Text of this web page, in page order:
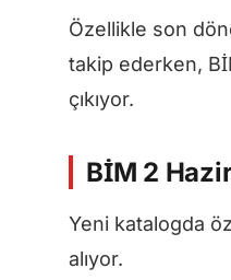
Özellikle son
takip ederken,
çıkıyor.
BİM 2
Yeni katalogda
alıyor.